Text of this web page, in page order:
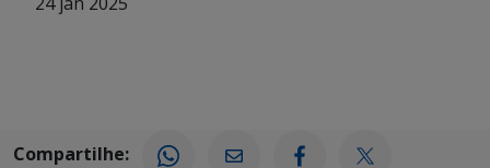
Compartilhe: